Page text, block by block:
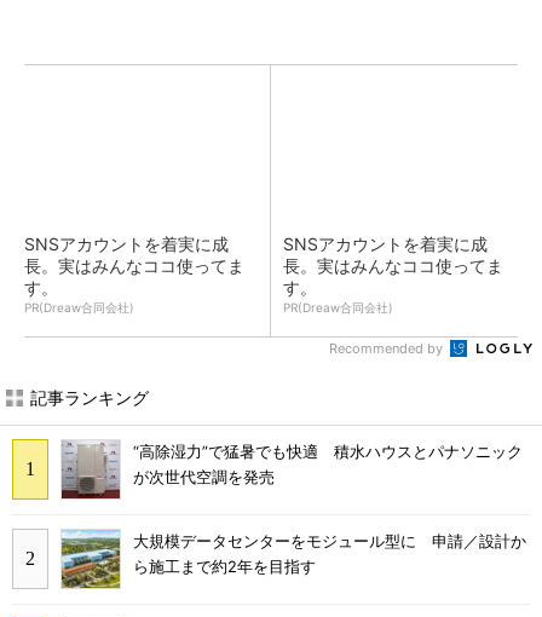
SNSアカウントを着実に成
長。実はみんなココ使ってま
す。
PR(Dreaw合同会社)
SNSアカウントを着実に成
長。実はみんなココ使ってま
す。
PR(Dreaw合同会社)
Recommended by
記事ランキング
“高除湿力”で猛暑でも快適 積水ハウスとパナソニック
が次世代空調を発売
大規模データセンターをモジュール型に 申請／設計か
ら施工まで約2年を目指す